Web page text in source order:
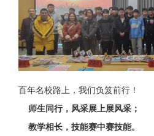
百年名校路上，我们负笈前行！
师生同行，风采展上展风采；
教学相长，技能赛中赛技能。